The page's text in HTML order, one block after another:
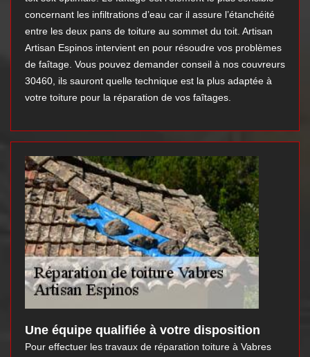
concernant les infiltrations d’eau car il assure l’étanchéité
entre les deux pans de toiture au sommet du toit. Artisan
Artisan Espinos intervient en pour résoudre vos problèmes
de faîtage. Vous pouvez demander conseil à nos couvreurs
30460, ils sauront quelle technique est la plus adaptée à
votre toiture pour la réparation de vos faîtages.
Une équipe qualifiée à votre disposition
Pour effectuer les travaux de réparation toiture à Vabres